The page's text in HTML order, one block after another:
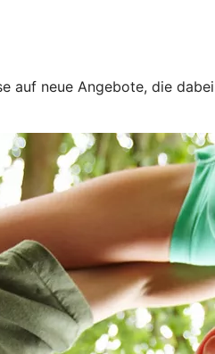
neue Angebote, die